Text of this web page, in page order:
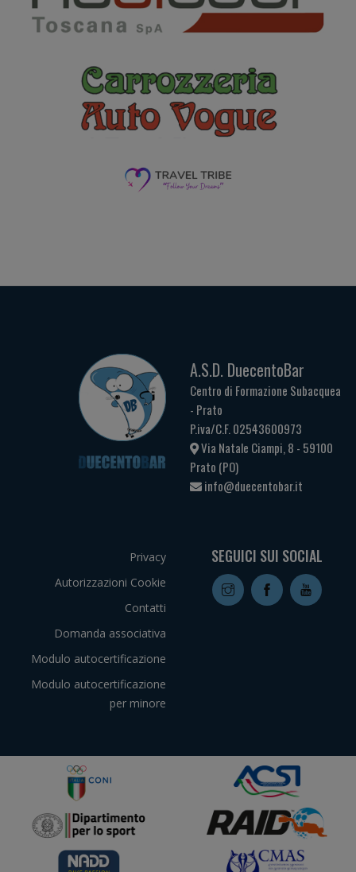
A.S.D. DuecentoBar
Centro di Formazione Subacquea
- Prato
P.iva/C.F. 02543600973
Via Natale Ciampi, 8 - 59100
Prato (PO)
info@duecentobar.it
Privacy
Autorizzazioni Cookie
Contatti
Domanda associativa
Modulo autocertificazione
Modulo autocertificazione
per minore
SEGUICI SUI SOCIAL